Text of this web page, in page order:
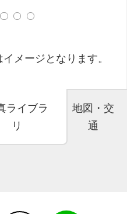
メージとなります。
ライブラ
リ
地図・交
通